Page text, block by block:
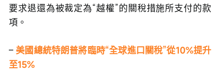
要求退還為被裁定為“越權”的關稅措施所支付的款
項。
– 美國總統特朗普將臨時“全球進口關稅”從10%提升
至15%